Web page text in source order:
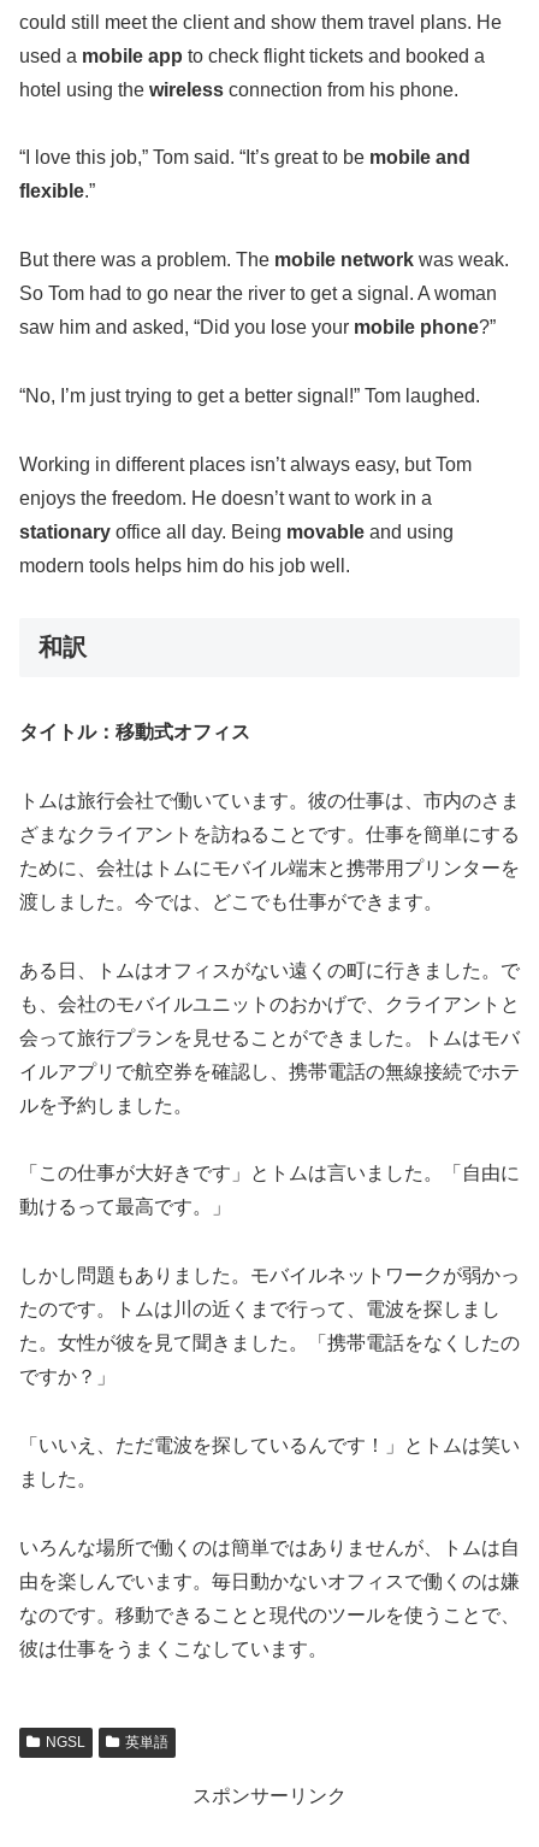
could still meet the client and show them travel plans. He
used a mobile app to check flight tickets and booked a
hotel using the wireless connection from his phone.
“I love this job,” Tom said. “It’s great to be mobile and
flexible.”
But there was a problem. The mobile network was weak.
So Tom had to go near the river to get a signal. A woman
saw him and asked, “Did you lose your mobile phone?”
“No, I’m just trying to get a better signal!” Tom laughed.
Working in different places isn’t always easy, but Tom
enjoys the freedom. He doesn’t want to work in a
stationary office all day. Being movable and using
modern tools helps him do his job well.
和訳
タイトル：移動式オフィス
トムは旅行会社で働いています。彼の仕事は、市内のさま
ざまなクライアントを訪ねることです。仕事を簡単にする
ために、会社はトムにモバイル端末と携帯用プリンターを
渡しました。今では、どこでも仕事ができます。
ある日、トムはオフィスがない遠くの町に行きました。で
も、会社のモバイルユニットのおかげで、クライアントと
会って旅行プランを見せることができました。トムはモバ
イルアプリで航空券を確認し、携帯電話の無線接続でホテ
ルを予約しました。
「この仕事が大好きです」とトムは言いました。「自由に
動けるって最高です。」
しかし問題もありました。モバイルネットワークが弱かっ
たのです。トムは川の近くまで行って、電波を探しまし
た。女性が彼を見て聞きました。「携帯電話をなくしたの
ですか？」
「いいえ、ただ電波を探しているんです！」とトムは笑い
ました。
いろんな場所で働くのは簡単ではありませんが、トムは自
由を楽しんでいます。毎日動かないオフィスで働くのは嫌
なのです。移動できることと現代のツールを使うことで、
彼は仕事をうまくこなしています。
NGSL 英単語
スポンサーリンク